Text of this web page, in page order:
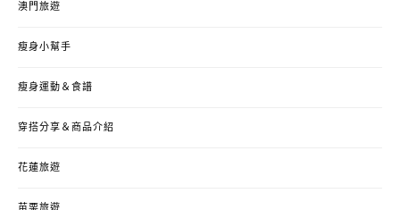
澳門旅遊
瘦身小幫手
瘦身運動＆食譜
穿搭分享＆商品介紹
花蓮旅遊